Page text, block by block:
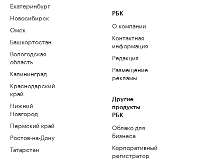
Екатеринбург
Новосибирск
Омск
Башкортостан
Вологодская
область
Калининград
Краснодарский
край
Нижний
Новгород
Пермский край
Ростов-на-Дону
Татарстан
РБК
О компании
Контактная
информация
Редакция
Размещение
рекламы
Другие
продукты
РБК
Облако для
бизнеса
Корпоративный
регистратор